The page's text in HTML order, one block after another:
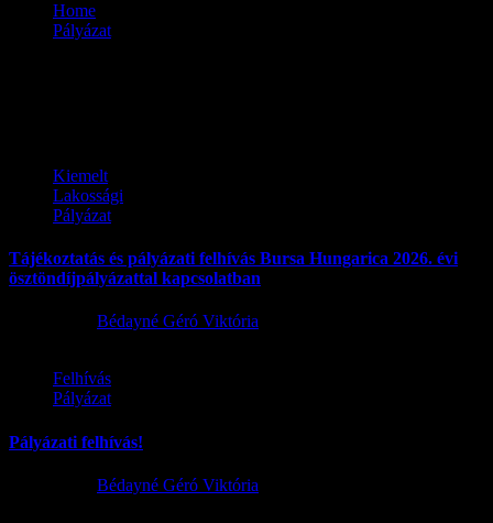
Home
Pályázat
Kiemelt
Lakossági
Pályázat
Tájékoztatás és pályázati felhívás Bursa Hungarica 2026. évi
ösztöndíjpályázattal kapcsolatban
Bédayné Géró Viktória
Felhívás
Pályázat
Pályázati felhívás!
Bédayné Géró Viktória